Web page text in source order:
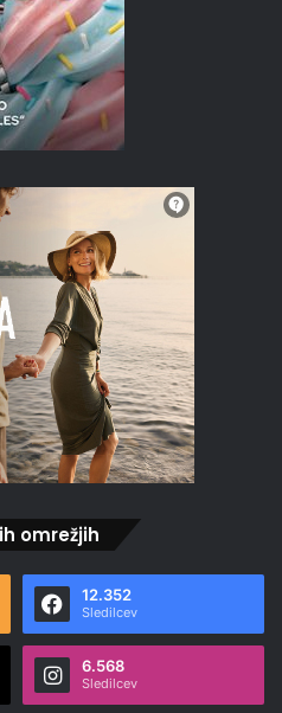
omrežjih
12.352
Sledilcev
6.568
Sledilcev